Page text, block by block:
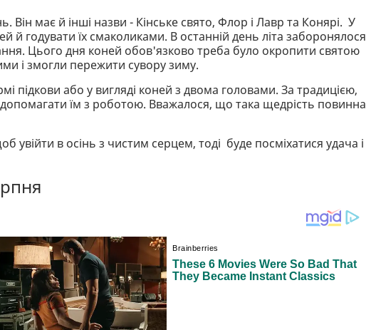
Він має й інші назви - Кінське свято, Флор і Лавр та Конярі. У
годувати їх смаколиками. В останній день літа заборонялося
Цього дня коней обов'язково треба було окропити святою
і змогли пережити сувору зиму.
підкови або у вигляді коней з двома головами. За традицією,
їм з роботою. Вважалося, що така щедрість повинна
увійти в осінь з чистим серцем, тоді буде посміхатися удача і